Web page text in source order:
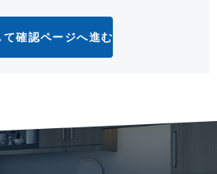
て確認ページへ進む